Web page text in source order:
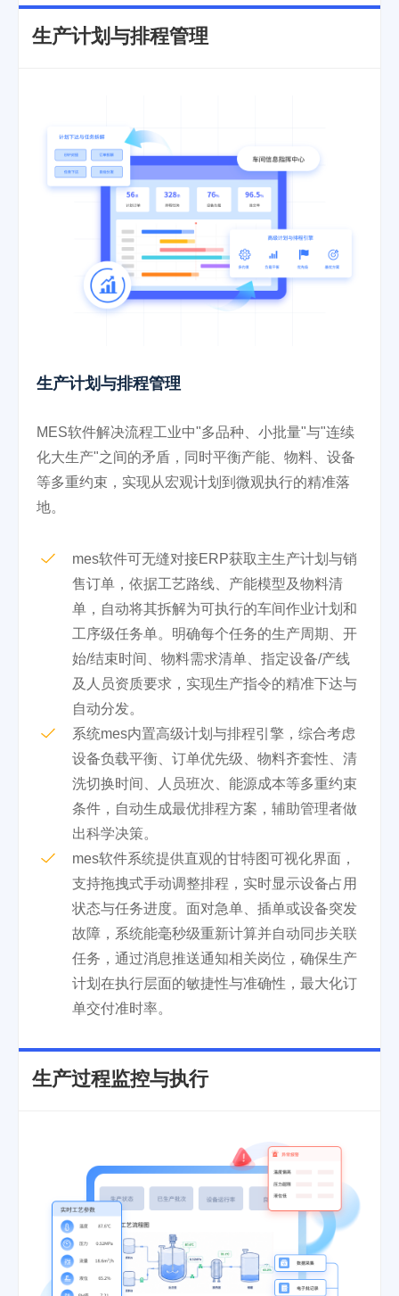
生产计划与排程管理
生产计划与排程管理
MES软件解决流程工业中"多品种、小批量"与"连续
化大生产"之间的矛盾，同时平衡产能、物料、设备
等多重约束，实现从宏观计划到微观执行的精准落
地。
mes软件可无缝对接ERP获取主生产计划与销
售订单，依据工艺路线、产能模型及物料清
单，自动将其拆解为可执行的车间作业计划和
工序级任务单。明确每个任务的生产周期、开
始/结束时间、物料需求清单、指定设备/产线
及人员资质要求，实现生产指令的精准下达与
自动分发。
系统mes内置高级计划与排程引擎，综合考虑
设备负载平衡、订单优先级、物料齐套性、清
洗切换时间、人员班次、能源成本等多重约束
条件，自动生成最优排程方案，辅助管理者做
出科学决策。
mes软件系统提供直观的甘特图可视化界面，
支持拖拽式手动调整排程，实时显示设备占用
状态与任务进度。面对急单、插单或设备突发
故障，系统能毫秒级重新计算并自动同步关联
任务，通过消息推送通知相关岗位，确保生产
计划在执行层面的敏捷性与准确性，最大化订
单交付准时率。
生产过程监控与执行